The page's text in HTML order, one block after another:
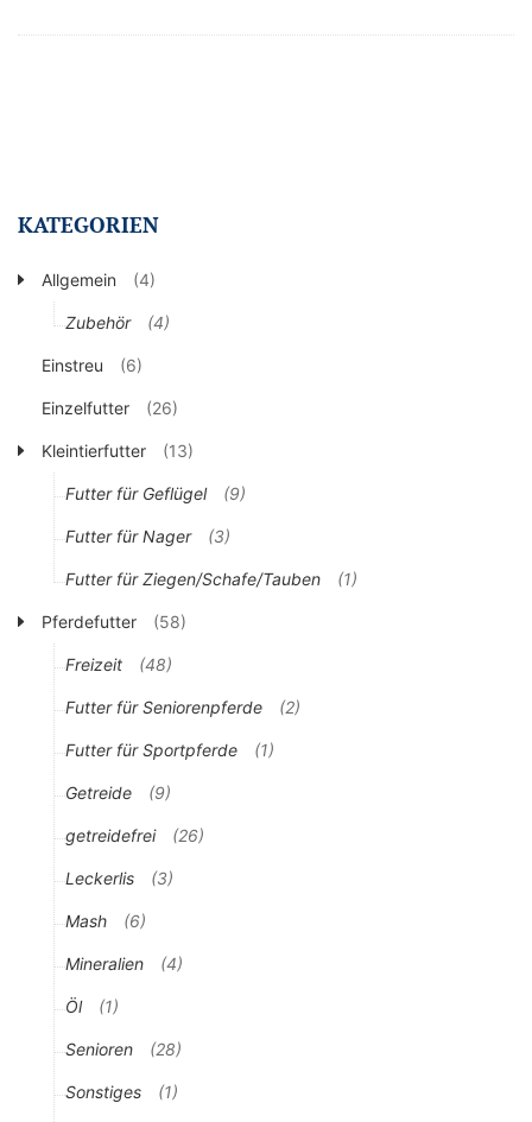
KATEGORIEN
Allgemein (4)
Zubehör (4)
Einstreu (6)
Einzelfutter (26)
Kleintierfutter (13)
Futter für Geflügel (9)
Futter für Nager (3)
Futter für Ziegen/Schafe/Tauben (1)
Pferdefutter (58)
Freizeit (48)
Futter für Seniorenpferde (2)
Futter für Sportpferde (1)
Getreide (9)
getreidefrei (26)
Leckerlis (3)
Mash (6)
Mineralien (4)
Öl (1)
Senioren (28)
Sonstiges (1)